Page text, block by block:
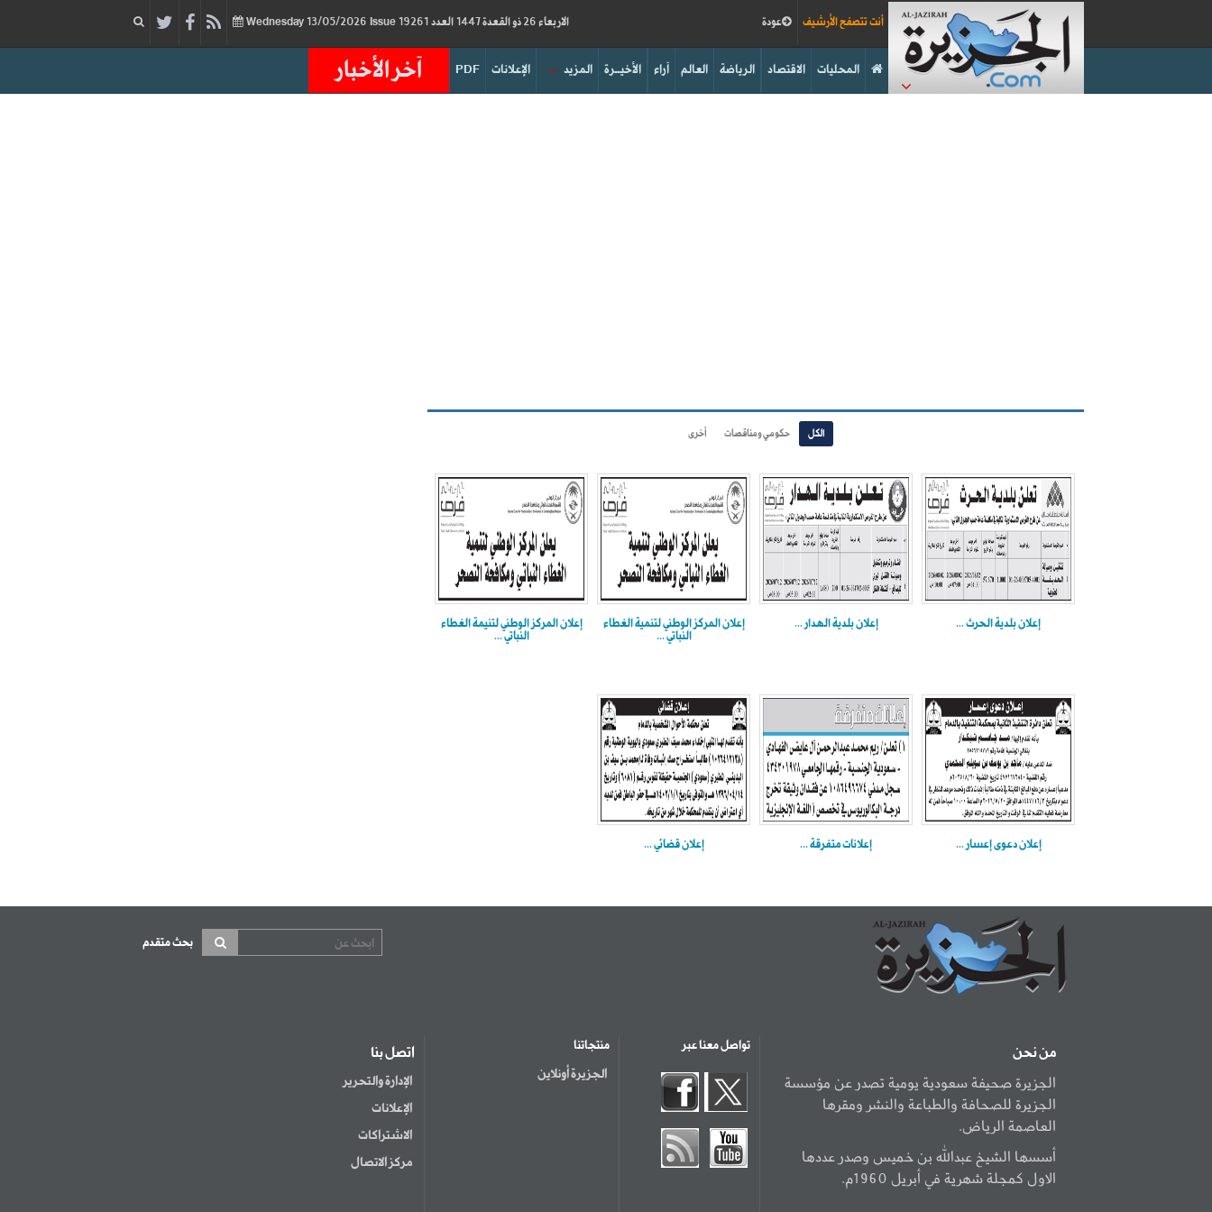
الاربعاء 26 ذو القعدة 1447 العدد 19261 13/05/2026 Issue عودة أنت تتصفح الأرشيف
آخر الأخبار PDF الإعلانات المزيد الأخيــرة آراء العالم الرياضة الاقتصاد المحليات
الكل حكومي ومناقصات أخرى
إعلان بلدية الحرث ... إعلان بلدية الهدار ...
إعلان المركز الوطني لتنمية الغطاء
النباتي ...
إعلان المركز الوطني لتنيمة الغطاء
النباتي ...
إعلان دعوى إعسار ... إعلانات متفرقة ... إعلان قضائي ...
بحث متقدم
من نحن
الجزيرة صحيفة سعودية يومية تصدر عن مؤسسة
الجزيرة للصحافة والطباعة والنشر ومقرها
العاصمة الرياض.
أسسها الشيخ عبدالله بن خميس وصدر عددها
الاول كمجلة شهرية في أبريل 1960م.
تواصل معنا عبر منتجاتنا
الجزيرة أونلاين
اتصل بنا
الإدارة والتحرير
الإعلانات
الاشتراكات
مركز الاتصال